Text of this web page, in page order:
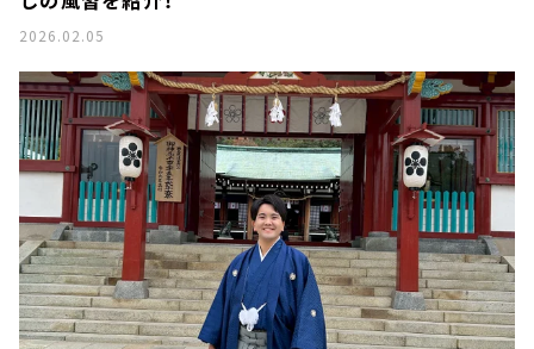
2026.02.05